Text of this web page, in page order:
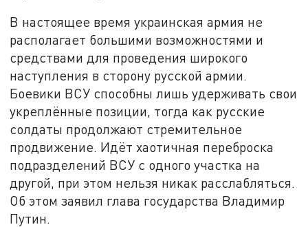
В настоящее время украинская армия не
располагает большими возможностями и
средствами для проведения широкого
наступления в сторону русской армии.
Боевики ВСУ способны лишь удерживать свои
укреплённые позиции, тогда как русские
солдаты продолжают стремительное
продвижение. Идёт хаотичная переброска
подразделений ВСУ с одного участка на
другой, при этом нельзя никак расслабляться.
Об этом заявил глава государства Владимир
Путин.